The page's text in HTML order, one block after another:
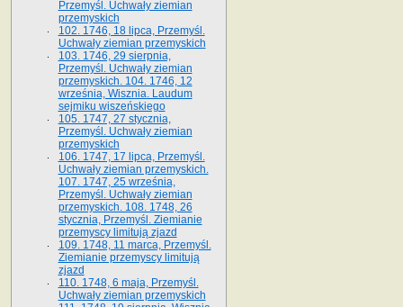
Przemyśl. Uchwały ziemian
przemyskich
102. 1746, 18 lipca, Przemyśl.
Uchwały ziemian przemyskich
103. 1746, 29 sierpnia,
Przemyśl. Uchwały ziemian
przemyskich. 104. 1746, 12
września, Wisznia. Laudum
sejmiku wiszeńskiego
105. 1747, 27 stycznia,
Przemyśl. Uchwały ziemian
przemyskich
106. 1747, 17 lipca, Przemyśl.
Uchwały ziemian przemyskich.
107. 1747, 25 września,
Przemyśl. Uchwały ziemian
przemyskich. 108. 1748, 26
stycznia, Przemyśl. Ziemianie
przemyscy limitują zjazd
109. 1748, 11 marca, Przemyśl.
Ziemianie przemyscy limitują
zjazd
110. 1748, 6 maja, Przemyśl.
Uchwały ziemian przemyskich